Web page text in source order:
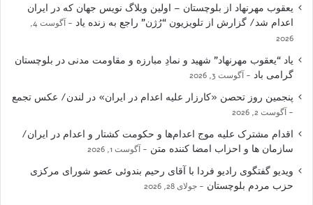
یعقوب مهرنهاد از بلوچستان – اولین وبلاگ نویس جهان که در ایران
اعدام شد/ گزارش از تلویزیون “رُژن” راجع به زنده یاد
آگوست 4,
2026
یاد “یعقوب مهرنهاد” شهید و نمادِ مبارزه و مقاومت مدنی در بلوچستان
گرامی باد
آگوست 3, 2026
پنجمین روز تحصن «کارزار علیه اعدام در ایران» در لندن/ عکس تجمع
آگوست 2, 2026
اقدام مشترک علیه موج اعدام‌ها و حکومت کشتار و اعدام در ایران/
سازمان ها و احزاب امضا کننده متن
آگوست 1, 2026
ویدیو گفتگوی رادیو فردا با آقای رحیم بندوئی عضو شورای مرکزی
حزب مردم بلوچستان
جولای 28, 2026